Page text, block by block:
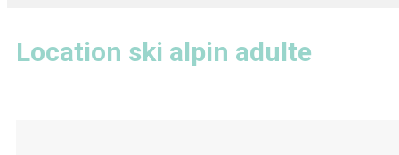
Location ski alpin adulte